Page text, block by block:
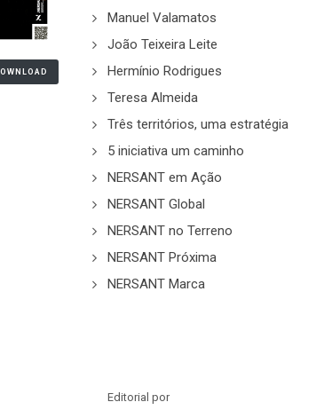
Manuel Valamatos
João Teixeira Leite
Hermínio Rodrigues
Teresa Almeida
Três territórios, uma estratégia
5 iniciativa um caminho
NERSANT em Ação
NERSANT Global
NERSANT no Terreno
NERSANT Próxima
NERSANT Marca
Editorial por